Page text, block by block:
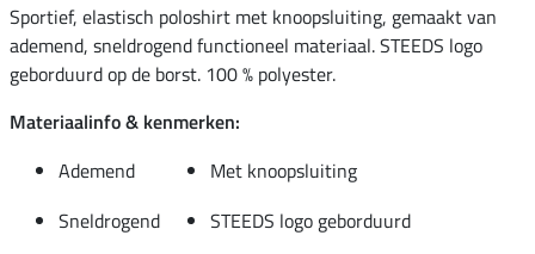
Sportief, elastisch poloshirt met knoopsluiting, gemaakt van
ademend, sneldrogend functioneel materiaal. STEEDS logo
geborduurd op de borst. 100 % polyester.
Materiaalinfo & kenmerken:
Ademend
Met knoopsluiting
Sneldrogend
STEEDS logo geborduurd